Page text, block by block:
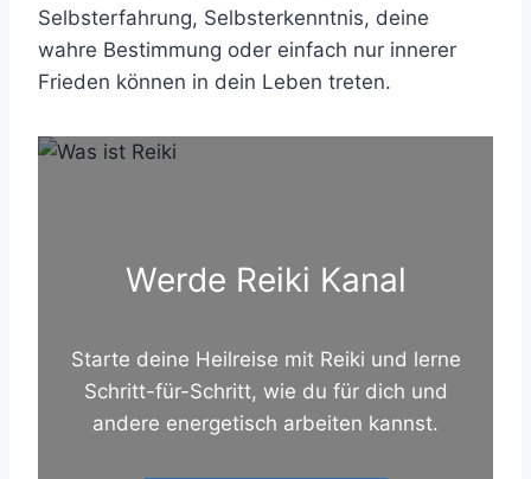
Selbsterfahrung, Selbsterkenntnis, deine
wahre Bestimmung oder einfach nur innerer
Frieden können in dein Leben treten.
Werde Reiki Kanal
Starte deine Heilreise mit Reiki und lerne
Schritt-für-Schritt, wie du für dich und
andere energetisch arbeiten kannst.